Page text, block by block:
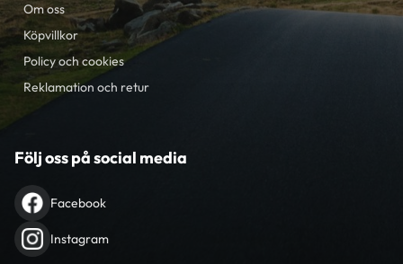
Om oss
Köpvillkor
Policy och cookies
Reklamation och retur
Följ oss på social media
Facebook
Instagram